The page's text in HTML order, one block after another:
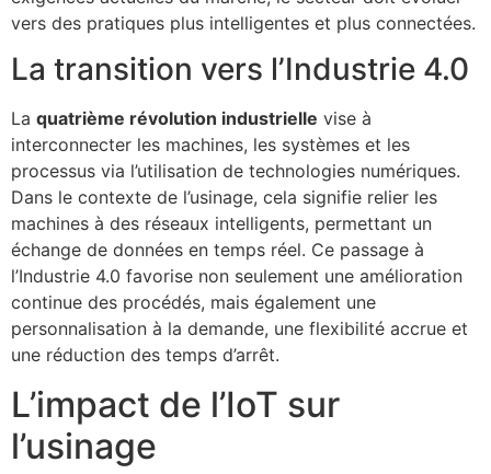
vers des pratiques plus intelligentes et plus connectées.
La transition vers l’Industrie 4.0
La quatrième révolution industrielle vise à
interconnecter les machines, les systèmes et les
processus via l’utilisation de technologies numériques.
Dans le contexte de l’usinage, cela signifie relier les
machines à des réseaux intelligents, permettant un
échange de données en temps réel. Ce passage à
l’Industrie 4.0 favorise non seulement une amélioration
continue des procédés, mais également une
personnalisation à la demande, une flexibilité accrue et
une réduction des temps d’arrêt.
L’impact de l’IoT sur
l’usinage